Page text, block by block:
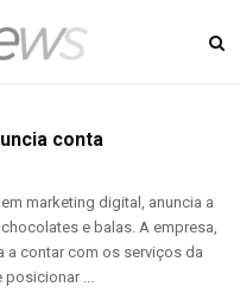
conta
marketing digital, anuncia a
e balas. A empresa,
contar com os serviços da
posicionar ...